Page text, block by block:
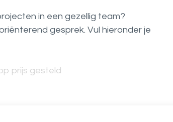
in een gezellig team?
gesprek. Vul hieronder je
prijs gesteld